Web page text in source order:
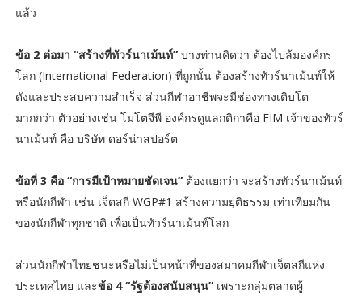
แล้ว
ข้อ 2 ต่อมา “สร้างที่ทัวร์นาเม้นท์” บางท่านคิดว่า ต้องไปล้มองค์กร
โลก (International Federation) ที่ถูกนั้น ต้องสร้างทัวร์นาเม้นท์ให้
ดังและประสบความสำเร็จ ส่วนกีฬาอาชีพจะมีช่องทางเติบโต
มากกว่า ตัวอย่างเช่น โมโตจีพี องค์กรดูแลกติกาคือ FIM เจ้าของทัวร์
นาเม้นท์ คือ บริษัท ดอร์น่าสปอร์ต
ข้อที่ 3 คือ “การมีเป้าหมายชัดเจน”ต้องแยกว่า จะสร้างทัวร์นาเม้นท์
หรือนักกีฬา เช่น เจ็ตสกี WGP#1 สร้างความยุติธรรม เท่าเทียมกัน
ของนักกีฬาทุกชาติ เพื่อเป็นทัวร์นาเม้นท์โลก
ส่วนนักกีฬาไทยชนะหรือไม่เป็นหน้าที่ของสมาคมกีฬาเจ็ตสกีแห่ง
ประเทศไทย และข้อ 4 “รัฐต้องสนับสนุน” เพราะกลุ่มตลาดผู้